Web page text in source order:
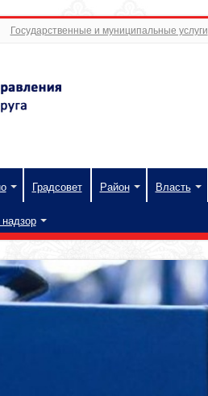
Государственные и муниципальные услуги
Градсовет Район Власть
надзор